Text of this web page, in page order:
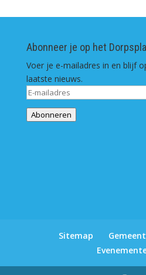
Abonneer je op het
Voer je e-mailadres in en blijf
laatste nieuws.
E-
mailadres
Abonneren
Sitemap